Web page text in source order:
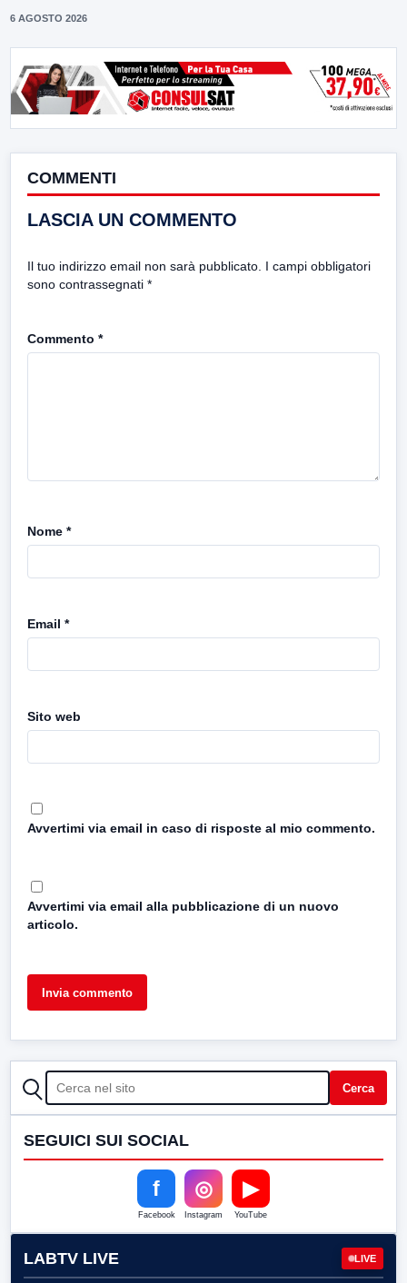
6 AGOSTO 2026
COMMENTI
LASCIA UN COMMENTO
Il tuo indirizzo email non sarà pubblicato. I campi obbligatori
sono contrassegnati *
Commento *
Nome *
Email *
Sito web
Avvertimi via email in caso di risposte al mio commento.
Avvertimi via email alla pubblicazione di un nuovo
articolo.
CERCA Cerca
SEGUICI SUI SOCIAL
f
Facebook
◎
Instagram
▶
YouTube
LABTV LIVE LIVE